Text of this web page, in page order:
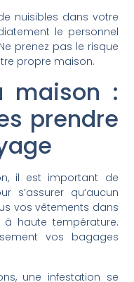
nuisibles dans votre
le personnel
prenez pas le risque
propre maison.
maison :
prendre
il est important de
s’assurer qu’aucun
vos vêtements dans
haute température.
vos bagages
une infestation se